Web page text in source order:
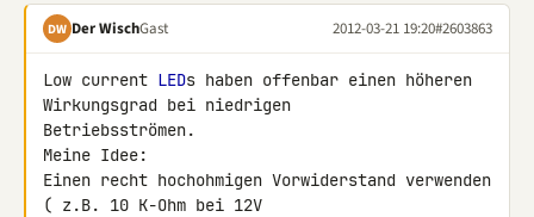
DW Der WischGast 2012-03-21 19:20#2603863
Low current LEDs haben offenbar einen höheren
Wirkungsgrad bei niedrigen
Betriebsströmen.
Meine Idee:
Einen recht hochohmigen Vorwiderstand verwenden
( z.B. 10 K-Ohm bei 12V